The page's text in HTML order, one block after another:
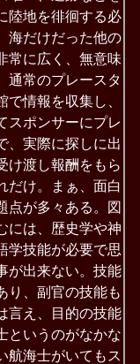
陸地を徘徊する必
海だけだった他の
常に広く、無意味
通常のプレースタ
で情報を収集し、
スポンサーにプレ
、実際に探しに出
け渡し報酬をもら
だけ。まぁ、面白
点が多々ある。図
には、歴史学や神
学技能が必要で思
が出来ない。技能
り、副官の技能も
言え、目的の技能
というのがなかな
航海士がいてもス